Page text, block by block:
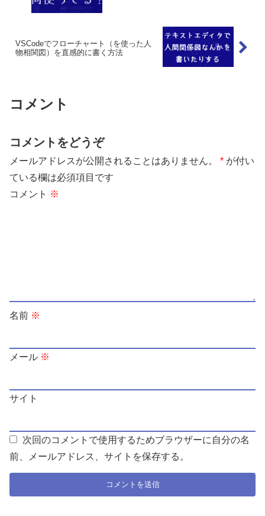
VSCodeでフローチャート（を使った人
物相関図）を直感的に書く方法
コメント
コメントをどうぞ
メールアドレスが公開されることはありません。 * が付い
ている欄は必須項目です
コメント ※
名前 ※
メール ※
サイト
次回のコメントで使用するためブラウザーに自分の名
前、メールアドレス、サイトを保存する。